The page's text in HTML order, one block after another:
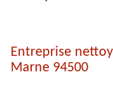
Entreprise
Marne 94500